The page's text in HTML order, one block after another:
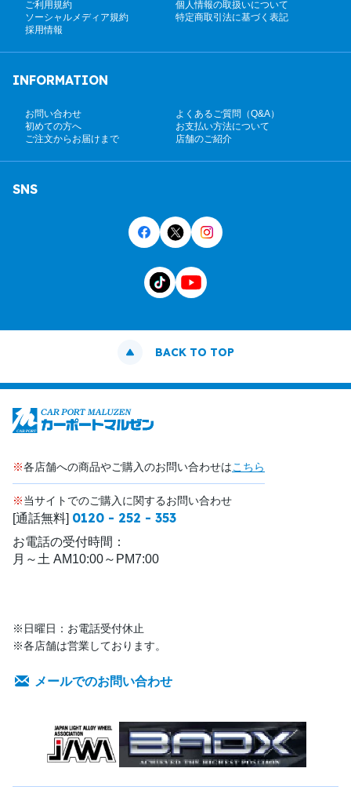
ご利用規約
個人情報の取扱いについて
ソーシャルメディア規約
特定商取引法に基づく表記
採用情報
INFORMATION
お問い合わせ
よくあるご質問（Q&A）
初めての方へ
お支払い方法について
ご注文からお届けまで
店舗のご紹介
SNS
BACK TO TOP
※各店舗への商品やご購入のお問い合わせはこちら
※当サイトでのご購入に関するお問い合わせ
[通話無料] 0120 - 252 - 353
お電話の受付時間：
月～土 AM10:00～PM7:00
※日曜日：お電話受付休止
※各店舗は営業しております。
メールでのお問い合わせ